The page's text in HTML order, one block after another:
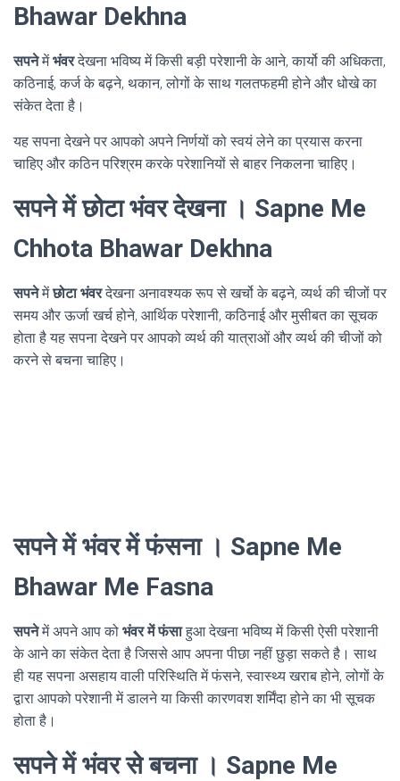
Bhawar Dekhna
सपनेमेंभंवरदेखना भविष्य में किसी बड़ी परेशानी के आने, कार्यो की अधिकता,
कठिनाई, कर्ज के बढ़ने, थकान, लोगों के साथ गलतफहमी होने और धोखे का
संकेत देता है।
यह सपना देखने पर आपको अपने निर्णयों को स्वयं लेने का प्रयास करना
चाहिए और कठिन परिश्रम करके परेशानियों से बाहर निकलना चाहिए।
सपने में छोटा भंवर देखना । Sapne Me
Chhota Bhawar Dekhna
सपनेमेंछोटा भंवरदेखना अनावश्यक रूप से खर्चो के बढ़ने, व्यर्थ की चीजों पर
समय और ऊर्जा खर्च होने, आर्थिक परेशानी, कठिनाई और मुसीबत का सूचक
होता है यह सपना देखने पर आपको व्यर्थ की यात्राओं और व्यर्थ की चीजों को
करने से बचना चाहिए।
सपने में भंवर में फंसना । Sapne Me
Bhawar Me Fasna
सपनेमें अपने आप को भंवर में फंसाहुआ देखना भविष्य में किसी ऐसी परेशानी
के आने का संकेत देता है जिससे आप अपना पीछा नहीं छुड़ा सकते है। साथ
ही यह सपना असहाय वाली परिस्थिति में फंसने, स्वास्थ्य खराब होने, लोगों के
द्वारा आपको परेशानी में डालने या किसी कारणवश शर्मिंदा होने का भी सूचक
होता है।
सपने में भंवर से बचना । Sapne Me